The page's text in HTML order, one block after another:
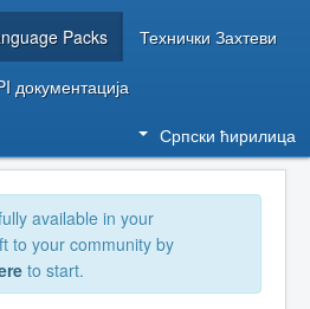
Packs Технички Захтеви
документација
Српски ћирилица
available in your
to your community by
to start.